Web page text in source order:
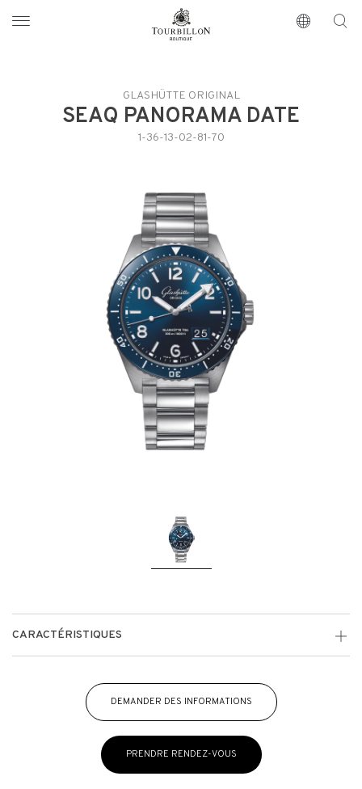
https://www.tourbillon.com/fr
GLASHÜTTE ORIGINAL
SEAQ PANORAMA DATE
1-36-13-02-81-70
CARACTÉRISTIQUES
DEMANDER DES INFORMATIONS
PRENDRE RENDEZ-VOUS